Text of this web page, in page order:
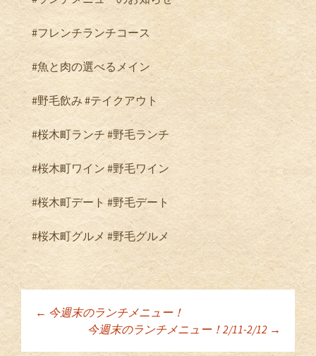
#フレンチランチコース
#魚と肉の選べるメイン
#野毛飲み#テイクアウト
#桜木町ランチ #野毛ランチ
#桜木町ワイン#野毛ワイン
#桜木町デート #野毛デート
#桜木町グルメ #野毛グルメ
投稿ナビゲーショ
← 今週末のランチメニュー！
今週末のランチメニュー！2/11-2/12 →